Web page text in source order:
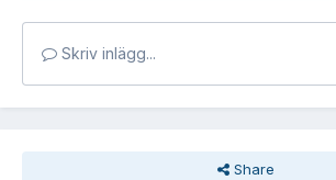
Skriv inlägg...
Share